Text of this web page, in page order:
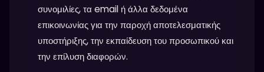
συνομιλίες, τα email ή άλλα δεδομένα
επικοινωνίας για την παροχή αποτελεσματικής
υποστήριξης, την εκπαίδευση του προσωπικού και
την επίλυση διαφορών.